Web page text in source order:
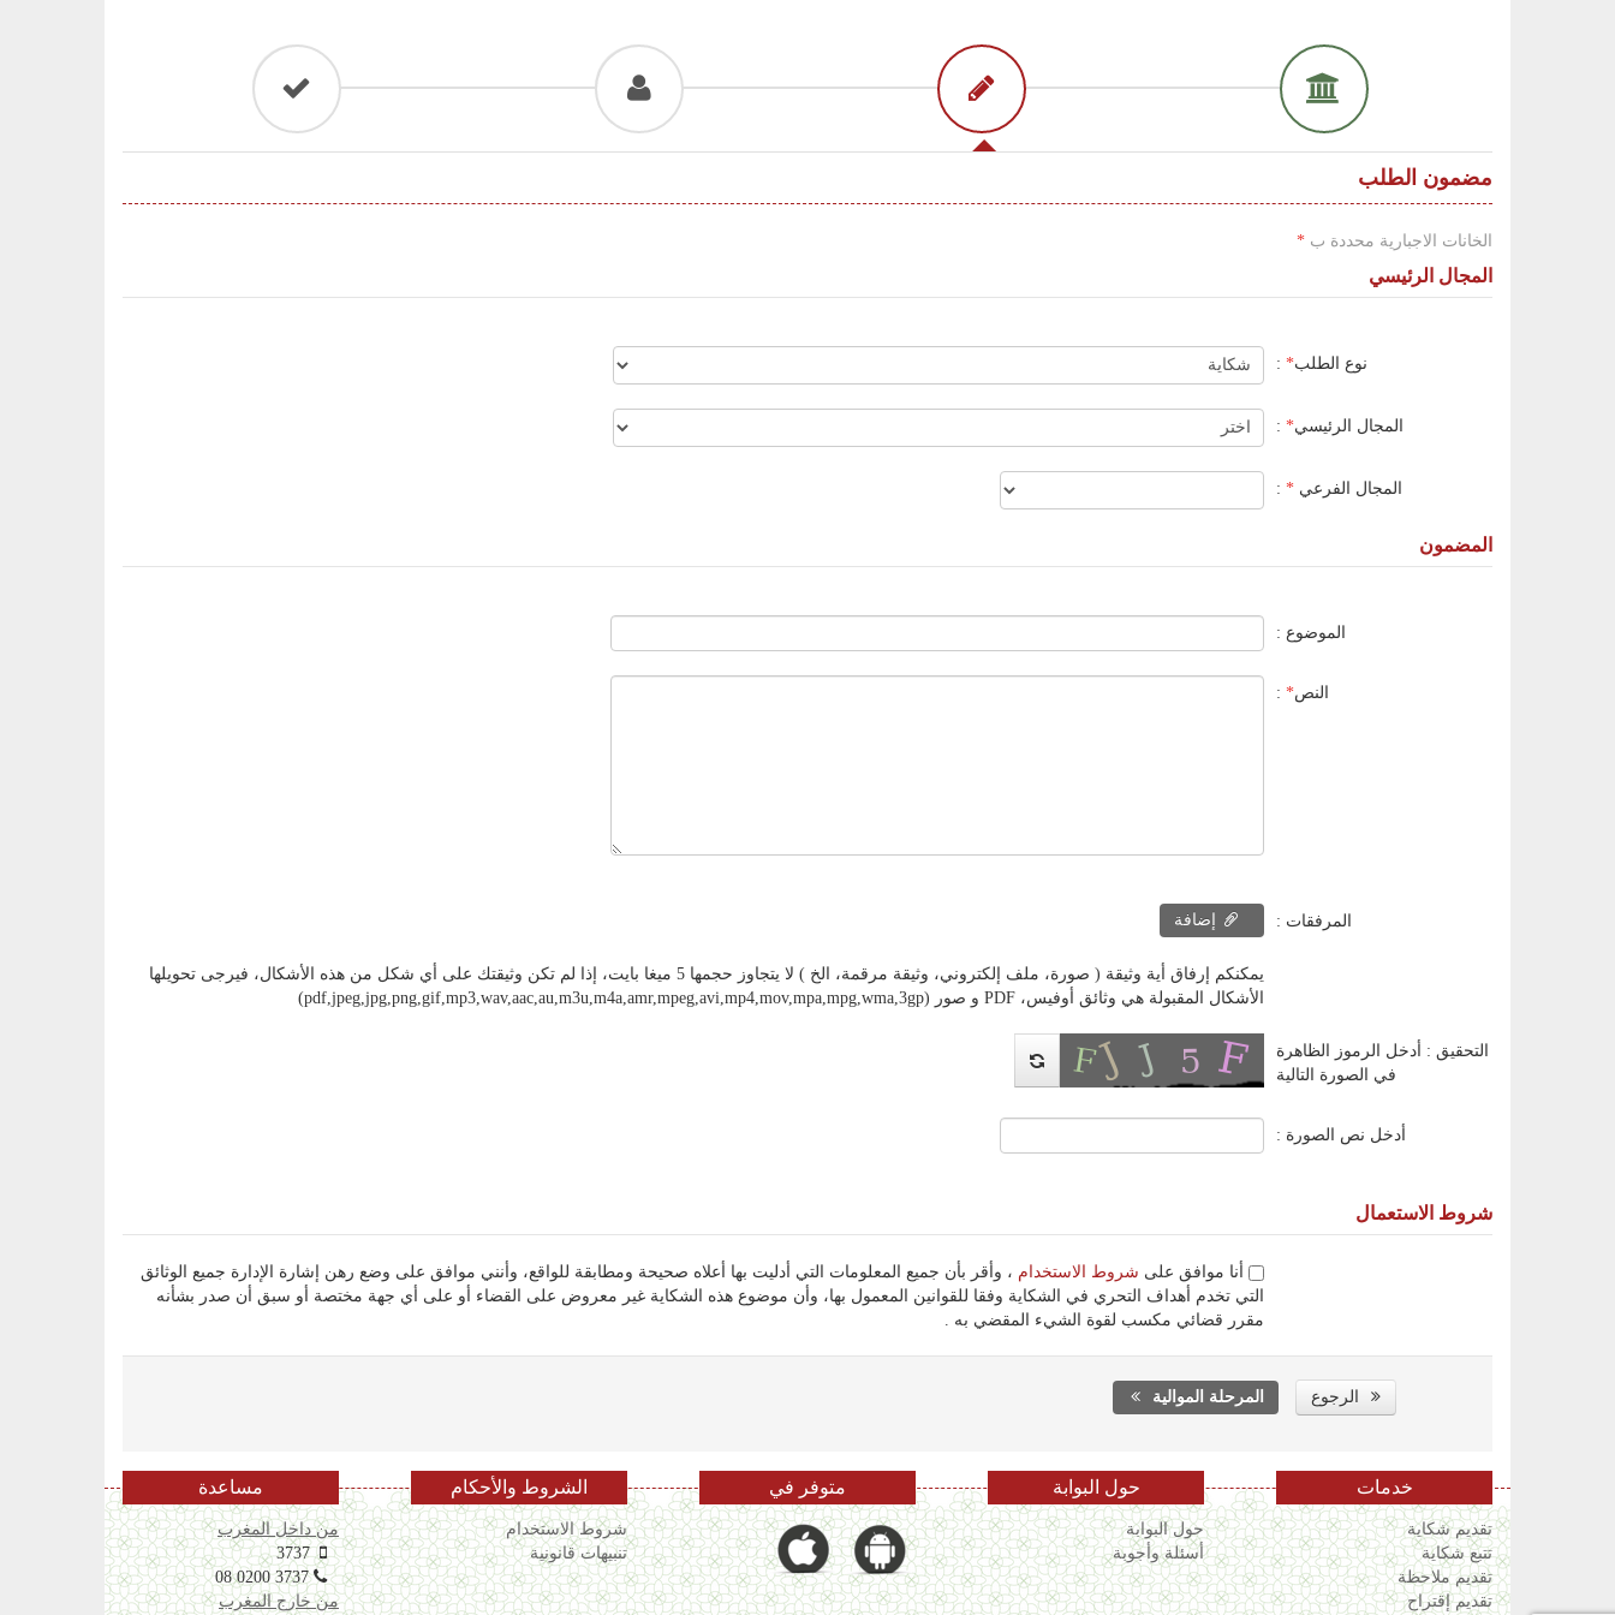
مضمون الطلب
الخانات الاجبارية محددة ب *
المجال الرئيسي
نوع الطلب*
:
المجال الرئيسي*
:
المجال الفرعي *
:
المضمون
الموضوع :
النص*
:
المرفقات : إضافة
يمكنكم إرفاق أية وثيقة ( صورة، ملف إلكتروني، وثيقة مرقمة، الخ ) لا يتجاوز حجمها 5 ميغا بايت، إذا لم تكن وثيقتك على أي شكل من هذه الأشكال، فيرجى تحويلها
الأشكال المقبولة هي وثائق أوفيس، PDF و صور (pdf,jpeg,jpg,png,gif,mp3,wav,aac,au,m3u,m4a,amr,mpeg,avi,mp4,mov,mpa,mpg,wma,3gp)
التحقيق : أدخل الرموز الظاهرة
في الصورة التالية
أدخل نص الصورة :
شروط الاستعمال
شروط الاستخدام
، وأقر بأن جميع المعلومات التي أدليت بها أعلاه صحيحة ومطابقة للواقع، وأنني موافق على وضع رهن إشارة الإدارة جميع الوثائق
التي تخدم أهداف التحري في الشكاية وفقا للقوانين المعمول بها، وأن موضوع هذه الشكاية غير معروض على القضاء أو على أي جهة مختصة أو سبق أن صدر بشأنه
مقرر قضائي مكسب لقوة الشيء المقضي به .
الرجوع المرحلة الموالية
خدمات
تقديم شكاية
تتبع شكاية
تقديم ملاحظة
تقديم إقتراح
حول البوابة
حول البوابة
أسئلة وأجوبة
متوفر في الشروط والأحكام
شروط الاستخدام
تنبيهات قانونية
مساعدة
من داخل المغرب
3737
08 0200 3737
من خارج المغرب